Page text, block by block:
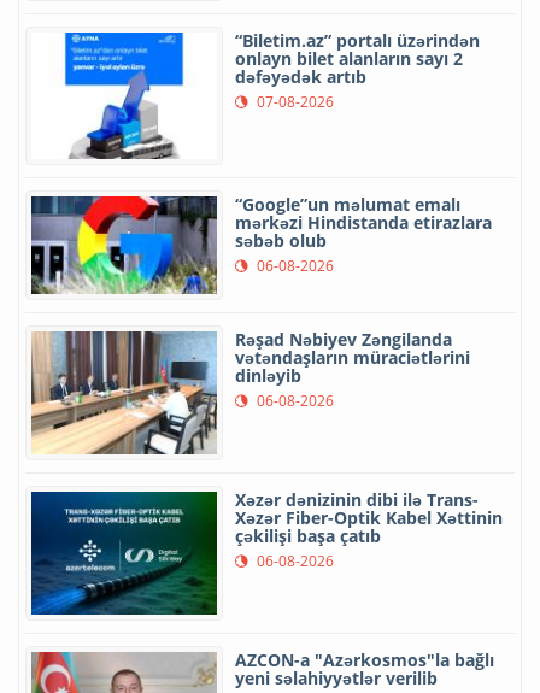
“Biletim.az” portalı üzərindən
onlayn bilet alanların sayı 2
dəfəyədək artıb
07-08-2026
“Google”un məlumat emalı
mərkəzi Hindistanda etirazlara
səbəb olub
06-08-2026
Rəşad Nəbiyev Zəngilanda
vətəndaşların müraciətlərini
dinləyib
06-08-2026
Xəzər dənizinin dibi ilə Trans-
Xəzər Fiber-Optik Kabel Xəttinin
çəkilişi başa çatıb
06-08-2026
AZCON-a "Azərkosmos"la bağlı
yeni səlahiyyətlər verilib